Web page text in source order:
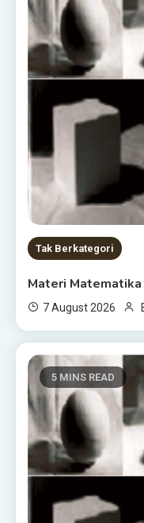
Tak Berkategori
Materi
7 August 2026
5 MINS READ